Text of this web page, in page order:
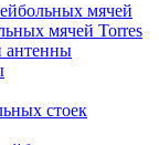
мячей
мячей Torres
антенны
стоек